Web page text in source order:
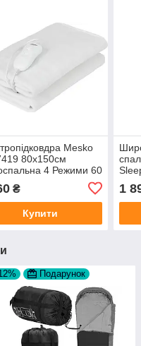
Mesko
80x150см
4 Режими 60
₴
Купити
1
Подарунок